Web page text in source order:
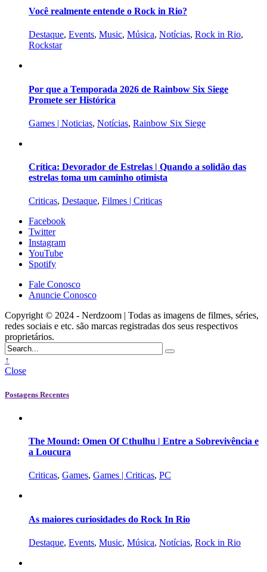
Você realmente entende o Rock in Rio?
Destaque, Events, Music, Música, Notícias, Rock in Rio,
Rockstar
Por que a Temporada 2026 de Rainbow Six Siege
Promete ser Histórica
Games | Noticias, Notícias, Rainbow Six Siege
Crítica: Devorador de Estrelas | Quando a solidão das
estrelas toma um caminho otimista
Criticas, Destaque, Filmes | Criticas
Facebook
Twitter
Instagram
YouTube
Spotify
Fale Conosco
Anuncie Conosco
Copyright © 2024 - Nerdzoom | Todas as imagens de filmes, séries,
redes sociais e etc. são marcas registradas dos seus respectivos
proprietários.
↑
Close
Postagens Recentes
The Mound: Omen Of Cthulhu | Entre a Sobrevivência e
a Loucura
Criticas, Games, Games | Criticas, PC
As maiores curiosidades do Rock In Rio
Destaque, Events, Music, Música, Notícias, Rock in Rio